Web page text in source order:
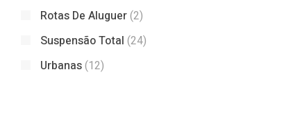
Rotas De Aluguer(2)
Suspensão Total (24)
Urbanas(12)